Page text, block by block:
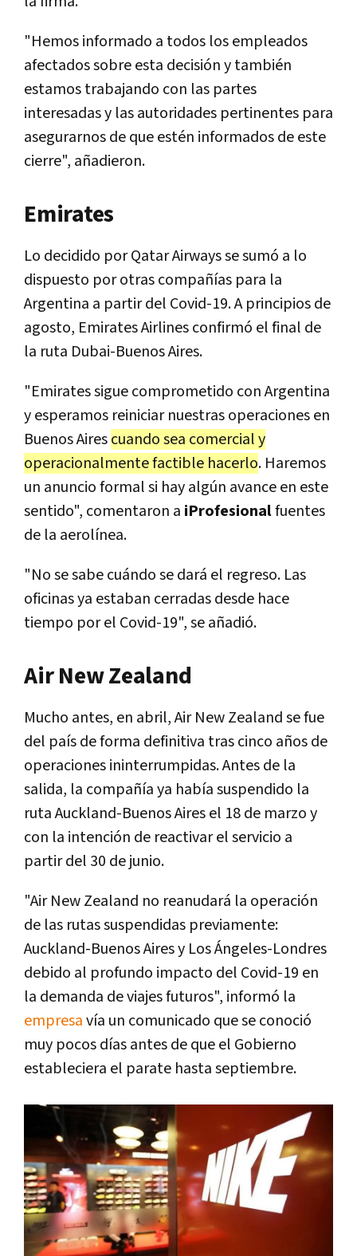
"Hemos informado a todos los empleados
afectados sobre esta decisión y también
estamos trabajando con las partes
interesadas y las autoridades pertinentes para
asegurarnos de que estén informados de este
cierre", añadieron.
Emirates
Lo decidido por Qatar Airways se sumó a lo
dispuesto por otras compañías para la
Argentina a partir del Covid-19. A principios de
agosto, Emirates Airlines confirmó el final de
la ruta Dubai-Buenos Aires.
"Emirates sigue comprometido con Argentina
y esperamos reiniciar nuestras operaciones en
Buenos Airescuando sea comercial y
operacionalmente factible hacerlo. Haremos
un anuncio formal si hay algún avance en este
sentido", comentaron a iProfesionalfuentes
de la aerolínea.
"No se sabe cuándo se dará el regreso. Las
oficinas ya estaban cerradas desde hace
tiempo por el Covid-19", se añadió.
Air New Zealand
Mucho antes, en abril, Air New Zealand se fue
del país de forma definitiva tras cinco años de
operaciones ininterrumpidas. Antes de la
salida, la compañía ya había suspendido la
ruta Auckland-Buenos Aires el 18 de marzo y
con la intención de reactivar el servicio a
partir del 30 de junio.
"Air New Zealand no reanudará la operación
de las rutas suspendidas previamente:
Auckland-Buenos Aires y Los Ángeles-Londres
debido al profundo impacto del Covid-19 en
la demanda de viajes futuros", informó la
empresavía un comunicado que se conoció
muy pocos días antes de que el Gobierno
estableciera el parate hasta septiembre.